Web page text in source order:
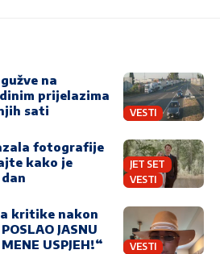
VESTI
na
prijelazima
sati
JET SET
VESTI
fotografije
kako je
VESTI
kritike nakon
JASNU
USPJEH!“